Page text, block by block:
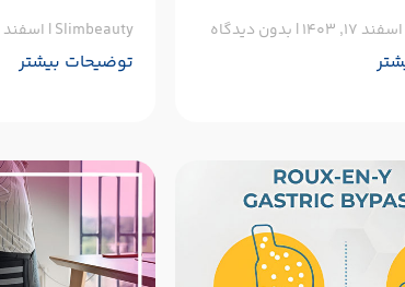
اسفند ۱۷, ۱۴۰۳ بدون دیدگاه Slimbeauty اسفند ۱۷, ۱۴۰۳
توضیحات بیشتر